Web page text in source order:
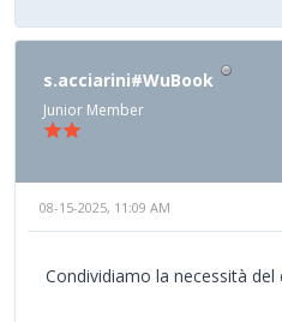
s.acciarini#WuBook
Junior Member
08-15-2025, 11:09 AM
Condividiamo la necessità del